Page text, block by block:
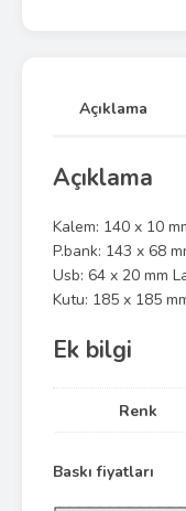
Açıklama
Açıklama
Kalem: 140 x 10
P.bank: 143 x 68
Usb: 64 x 20 mm
Kutu: 185 x 185
Ek bilgi
Renk
Baskı fiyatları